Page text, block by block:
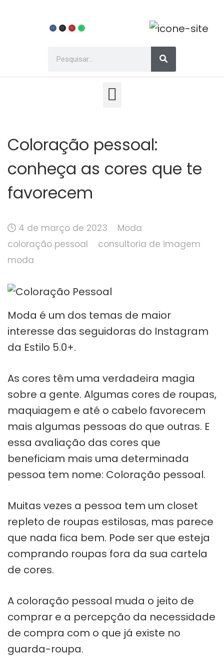
Coloração pessoal:
conheça as cores que te
favorecem
4 de março de 2023
Moda
coloração pessoal
consultoria de imagem
moda
Moda é um dos temas de maior
interesse das seguidoras do Instagram
da Estilo 5.0+.
As cores têm uma verdadeira magia
sobre a gente. Algumas cores de roupas,
maquiagem e até o cabelo favorecem
mais algumas pessoas do que outras. E
essa avaliação das cores que
beneficiam mais uma determinada
pessoa tem nome: Coloração pessoal.
Muitas vezes a pessoa tem um closet
repleto de roupas estilosas, mas parece
que nada fica bem. Pode ser que esteja
comprando roupas fora da sua cartela
de cores.
A coloração pessoal muda o jeito de
comprar e a percepção da necessidade
de compra com o que já existe no
guarda-roupa.